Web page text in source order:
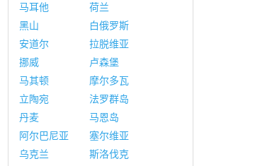
马耳他
荷兰
黑山
白俄罗斯
安道尔
拉脱维亚
挪威
卢森堡
马其顿
摩尔多瓦
立陶宛
法罗群岛
丹麦
马恩岛
阿尔巴尼亚
塞尔维亚
乌克兰
斯洛伐克